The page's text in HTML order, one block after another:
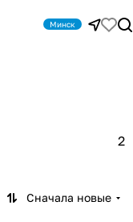
Минск
2
Сначала новые